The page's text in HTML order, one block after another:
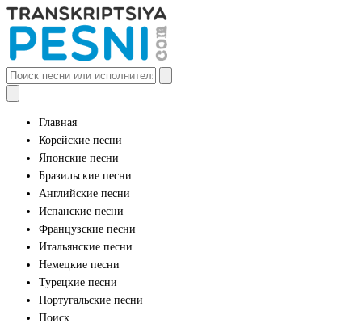
Главная
Корейские песни
Японские песни
Бразильские песни
Английские песни
Испанские песни
Французские песни
Итальянские песни
Немецкие песни
Турецкие песни
Португальские песни
Поиск